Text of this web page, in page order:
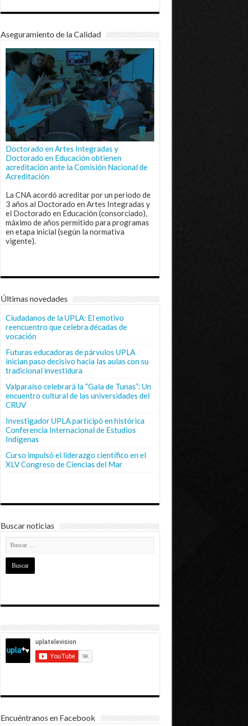
Aseguramiento de la Calidad
Doctorado en Artes Integradas y
Doctorado en Educación obtienen
acreditación ante la Comisión Nacional de
Acreditación
La CNA acordó acreditar por un periodo de
3 años al Doctorado en Artes Integradas y
el Doctorado en Educación (consorciado),
máximo de años permitido para programas
en etapa inicial (según la normativa
vigente).
Últimas novedades
Ciudadanos de la UPLA: El emotivo
reencuentro que celebra décadas de
vocación
Futuras educadoras de párvulos UPLA
inician paso decisivo hacia las aulas con su
tradicional investidura
Valparaíso celebrará la “Gala de Tunas”: Un
encuentro cultural de las universidades del
CRUV
Investigador UPLA participó en histórica
Conferencia Internacional de Estudios
Indígenas
Curso impulsó el liderazgo científico en el
XLV Congreso de Ciencias del Mar
Buscar noticias
Encuéntranos en Facebook